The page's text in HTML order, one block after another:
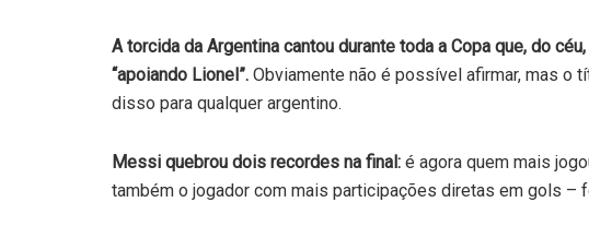
A torcida da Argentina cantou durante toda a Copa que, do
“apoiando Lionel”. Obviamente não é possível afirmar, mas o
disso para qualquer argentino.
Messi quebrou dois recordes na final: é agora quem mais
também o jogador com mais participações diretas em gols